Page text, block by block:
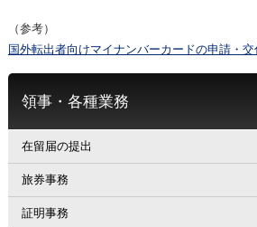
（参考）
国外転出者向けマイナンバーカードの申請・交
領事・各種業務
在留届の提出
旅券事務
証明事務